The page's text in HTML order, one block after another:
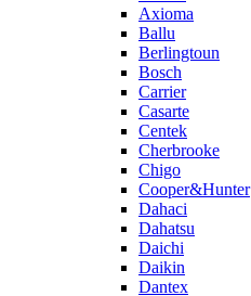
Axioma
Ballu
Berlingtoun
Bosch
Carrier
Casarte
Centek
Cherbrooke
Chigo
Cooper&Hunter
Dahaci
Dahatsu
Daichi
Daikin
Dantex